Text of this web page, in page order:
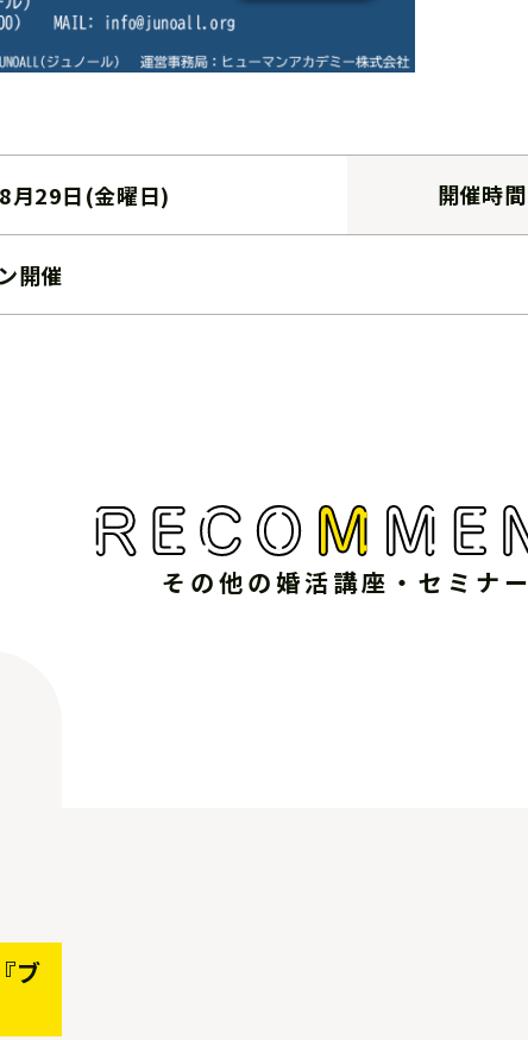
月29日(金曜日) 開催時間
開催
その他の婚活講座・セミナー
ブ